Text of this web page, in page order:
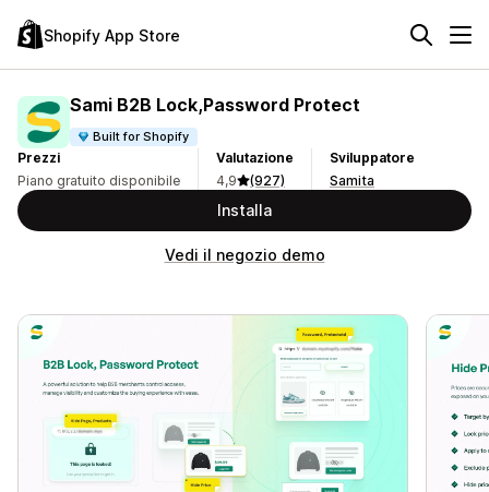
Shopify App Store
Sami B2B Lock,Password Protect
Built for Shopify
Prezzi
Piano gratuito disponibile
Valutazione
4,9
(927)
Sviluppatore
Samita
Installa
Vedi il negozio demo